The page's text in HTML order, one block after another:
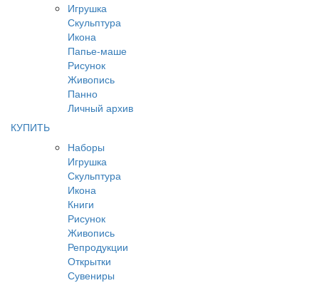
Игрушка
Скульптура
Икона
Папье-маше
Рисунок
Живопись
Панно
Личный архив
КУПИТЬ
Наборы
Игрушка
Скульптура
Икона
Книги
Рисунок
Живопись
Репродукции
Открытки
Сувениры